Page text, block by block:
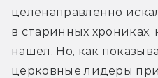
целенаправленно
в старинных хрониках,
нашёл. Но, как
церковные лидеры